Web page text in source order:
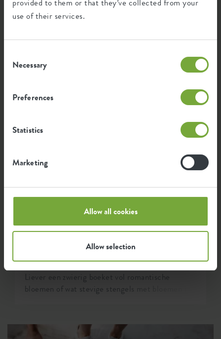
provided to them or that they’ve collected from your
use of their services.
Selection
Necessary
Preferences
Statistics
Marketing
Allow all cookies
Allow selection
Een moestuin is niet alleen heel erg gezond, het
werkt ook erg ontspannend. Door in de moestuin
bewuster kijken naar voeding. Je gooit minder
erover gedaan heeft om te groeien. Wist je dat je
moestuin? In deze blog leggen we je uit hoe je de
eerste stappen naar jouw eigen moestuin zet en
doen zijn.
DOE-HET-ZELF KWEKEN EN OOGSTEN
LENTE
Zaai je eigen plukboeket
Liever een zwierig boeket vol romantische
bloemen of wat stevige stengels met bloemen in
leuke is, zelfs in de maand mei kun je nog zaaien
om in de zomer je eigen boeket te plukken. We